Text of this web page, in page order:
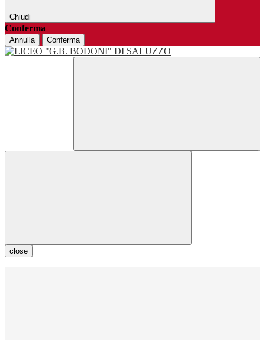
Chiudi
Conferma
Annulla Conferma
close